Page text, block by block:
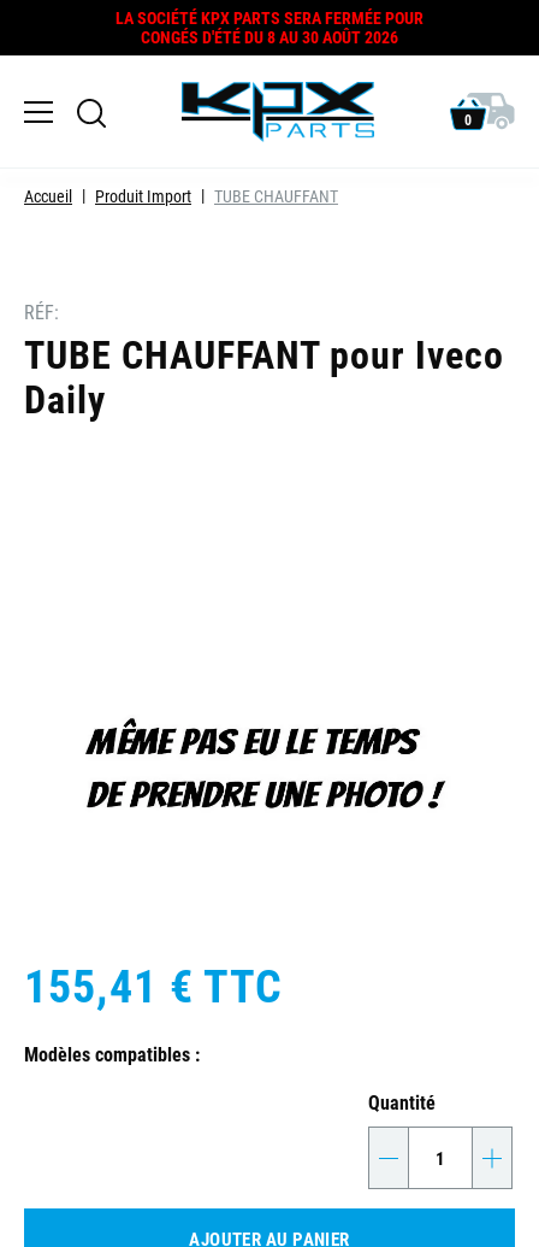
LA SOCIÉTÉ KPX PARTS SERA FERMÉE POUR
CONGÉS D'ÉTÉ DU 8 AU 30 AOÛT 2026
0
Accueil Produit Import TUBE CHAUFFANT
RÉF:
TUBE CHAUFFANT pour Iveco
Daily
155,41 € TTC
Modèles compatibles :
Quantité
- +
AJOUTER AU PANIER